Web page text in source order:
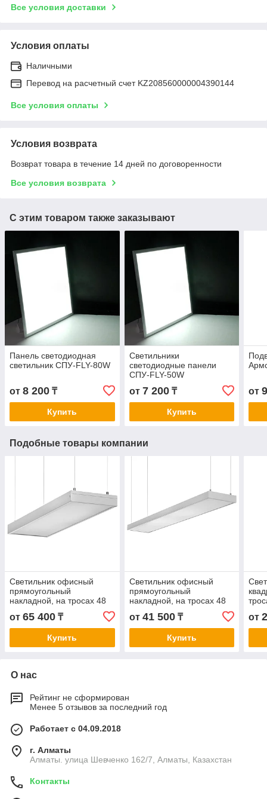
Все условия доставки
Условия оплаты
Наличными
Перевод на расчетный счет KZ208560000004390144
Все условия оплаты
Условия возврата
Возврат товара в течение 14 дней по договоренности
Все условия возврата
С этим товаром также заказывают
Панель светодиодная
светильник СПУ-FLY-80W
от 8 200 ₸
Купить
Светильники
светодиодные панели
СПУ-FLY-50W
от 7 200₸
Купить
от
Подобные товары компании
Светильник офисный
прямоугольный
накладной, на тросах 48
Гарантия: 3 г. Сертификат:
CT KZ
от 65 400 ₸
Купить
Светильник офисный
прямоугольный
накладной, на тросах 48
Гарантия: 3 г. Сертификат:
CT KZ
от 41 500₸
Купить
от
О нас
Рейтинг не сформирован
Менее 5 отзывов за последний год
Работает с 04.09.2018
г. Алматы
Алматы. улица Шевченко 162/7, Алматы, Казахстан
Контакты